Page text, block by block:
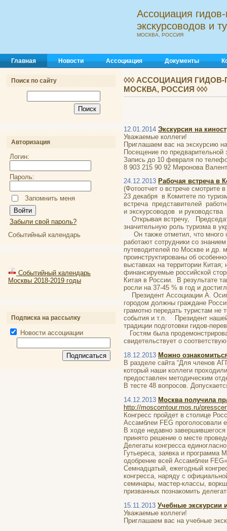
Ассоциация
экскурсоводов и
МОСКВА, РОССИЯ
Главная Новости Ассоциация Документы
Поиск по сайту
Авторизация
Логин:
Пароль:
Запомнить меня
Забыли свой пароль?
Событийный календарь
Событийный календарь
Москвы 2018-2019 годы
Подписка на рассылку
Новости ассоциации
◊◊◊ АССОЦИАЦИЯ
МОСКВА, РОССИЯ ◊◊◊
12.01.2014 Экскурсия на
Уважаемые коллеги!
Приглашаем вас на экскурсию
Посещение по предварительной
Запись до 10 февраля по
8 903 215 90 92 Миронова
24.12.2013 Рабочая встреча в
(Фотоотчет о встрече смотрите
23 декабря в Комитете по
встреча представителей
и экскурсоводов и
Открывая встречу,
значительную роль туризма в
Он также отметил, что много
работают сотрудники со
путеводителей по Москве и др.
проинструктированы об
выставках на территории
финансируемые российской
Китая в России. В результате
росли на 37-45 % в год и
Президент Ассоциации А.
городом должны граждане
грамотно передать туристам
события и т.п. Президент
традиции подготовки гидов-
Гостям была
свидетельствует о
18.12.2013 Можно
В разделе сайта “Для членов
который наши коллеги
предоставлен методическим
В тесте 48 вопросов.
14.12.2013 Москва получила
http://moscomtour.mos.ru/
Конгресс пройдет в столице
Ассамблеи FEG проголосовали
В ходе недавно завершившегося
принято решение о месте
Делегаты конгресса
Гутьереса, заявка и программа
одобрение всей Ассамблеи
Семнадцатый, ежегодный
конгресса, наряду с
семинары, мастер-классы,
призванных познакомить
15.11.2013 Учебные экскурсии
Уважаемые коллеги!
Приглашаем вас на учебные